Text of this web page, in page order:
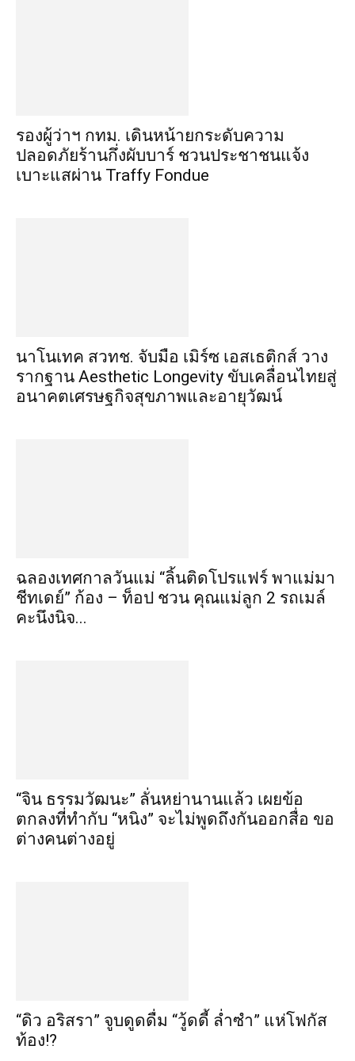
รองผู้ว่าฯ กทม. เดินหน้ายกระดับความ
ปลอดภัยร้านกึ่งผับบาร์ ชวนประชาชนแจ้ง
เบาะแสผ่าน Traffy Fondue
นาโนเทค สวทช. จับมือ เมิร์ซ เอสเธติกส์ วาง
รากฐาน Aesthetic Longevity ขับเคลื่อนไทยสู่
อนาคตเศรษฐกิจสุขภาพและอายุวัฒน์
ฉลองเทศกาลวันแม่ “ลิ้นติดโปรแฟร์ พาแม่มา
ชีทเดย์” ก้อง – ท็อป ชวน คุณแม่ลูก 2 รถเมล์
คะนึงนิจ...
“จิน ธรรมวัฒนะ” ลั่นหย่านานแล้ว เผยข้อ
ตกลงที่ทำกับ “หนิง” จะไม่พูดถึงกันออกสื่อ ขอ
ต่างคนต่างอยู่
“ดิว อริสรา” จูบดูดดื่ม “วู้ดดี้ ล่ำซำ” แห่โฟกัส
ท้อง!?